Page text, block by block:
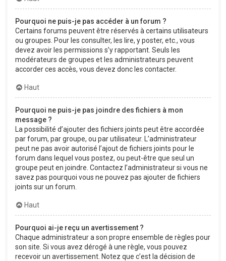
Pourquoi ne puis-je pas accéder à un forum ?
Certains forums peuvent être réservés à certains utilisateurs
ou groupes. Pour les consulter, les lire, y poster, etc., vous
devez avoir les permissions s’y rapportant. Seuls les
modérateurs de groupes et les administrateurs peuvent
accorder ces accès, vous devez donc les contacter.
Haut
Pourquoi ne puis-je pas joindre des fichiers à mon
message ?
La possibilité d’ajouter des fichiers joints peut être accordée
par forum, par groupe, ou par utilisateur. L’administrateur
peut ne pas avoir autorisé l’ajout de fichiers joints pour le
forum dans lequel vous postez, ou peut-être que seul un
groupe peut en joindre. Contactez l’administrateur si vous ne
savez pas pourquoi vous ne pouvez pas ajouter de fichiers
joints sur un forum.
Haut
Pourquoi ai-je reçu un avertissement ?
Chaque administrateur a son propre ensemble de règles pour
son site. Si vous avez dérogé à une règle, vous pouvez
recevoir un avertissement. Notez que c’est la décision de